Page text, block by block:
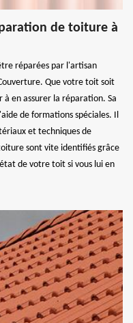
de toiture à
réparées par l'artisan
Que votre toit soit
en assurer la réparation. Sa
de formations spéciales. Il
et techniques de
sont vite identifiés grâce
de votre toit si vous lui en